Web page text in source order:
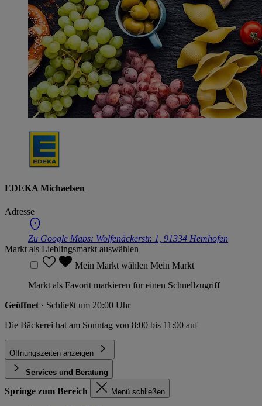
EDEKA Michaelsen
Adresse
Zu Google Maps: Wolfenäckerstr. 1, 91334 Hemhofen
Markt als Lieblingsmarkt auswählen
Mein Markt wählen Mein Markt
Markt als Favorit markieren für einen Schnellzugriff
Geöffnet · Schließt um 20:00 Uhr
Die Bäckerei hat am Sonntag von 8:00 bis 11:00 auf
Öffnungszeiten anzeigen
Services und Beratung
Springe zum Bereich Menü schließen